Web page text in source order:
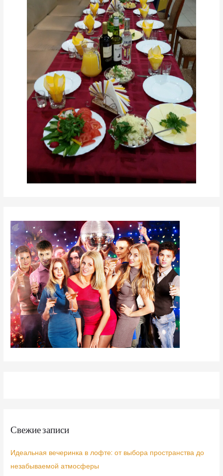
Свежие записи
Идеальная вечеринка в лофте: от выбора пространства до
незабываемой атмосферы